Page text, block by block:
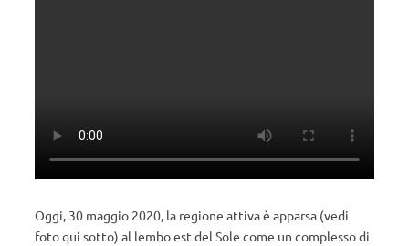
Oggi, 30 maggio 2020, la regione attiva è apparsa (vedi
foto qui sotto) al lembo est del Sole come un complesso di